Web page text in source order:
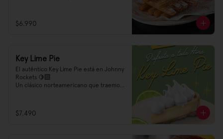
$6.990
Key Lime Pie
El auténtico Key Lime Pie está en Johnny
Rockets 🍋‍🟩
Un clásico norteamericano que traemos
hora, es el acompañamiento ideal para
un desayuno, o una bebida a media tarde,
$7.490